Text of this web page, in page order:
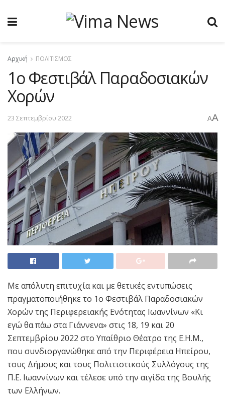
Αρχική ΠΟΛΙΤΙΣΜΟΣ
1ο Φεστιβάλ Παραδοσιακών
Χορών
23 Σεπτεμβρίου 2022 AA
Με απόλυτη επιτυχία και με θετικές εντυπώσεις
πραγματοποιήθηκε το 1ο Φεστιβάλ Παραδοσιακών
Χορών της Περιφερειακής Ενότητας Ιωαννίνων «Κι
εγώ θα πάω στα Γιάννενα» στις 18, 19 και 20
Σεπτεμβρίου 2022 στο Υπαίθριο Θέατρο της Ε.Η.Μ.,
που συνδιοργανώθηκε από την Περιφέρεια Ηπείρου,
τους Δήμους και τους Πολιτιστικούς Συλλόγους της
Π.Ε. Ιωαννίνων και τέλεσε υπό την αιγίδα της Βουλής
των Ελλήνων.